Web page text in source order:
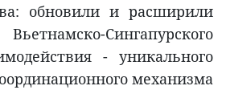
обновили и расширили
Сингапурского
- уникального
механизма